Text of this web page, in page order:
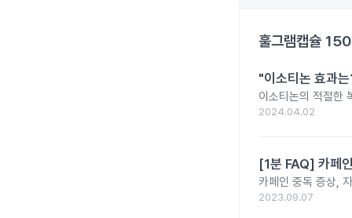
훌그램캡슐
"이소티논 효과
이소티논의 적절한
2024.04.02
[1분 FAQ] 카페
카페인 중독 증상,
2023.09.07